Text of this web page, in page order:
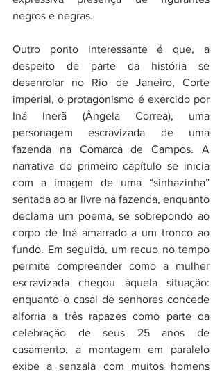
negros e negras.
Outro ponto interessante é que, a
despeito de parte da história se
desenrolar no Rio de Janeiro, Corte
imperial, o protagonismo é exercido por
Iná Inerã (Ângela Correa), uma
personagem escravizada de uma
fazenda na Comarca de Campos. A
narrativa do primeiro capítulo se inicia
com a imagem de uma “sinhazinha”
sentada ao ar livre na fazenda, enquanto
declama um poema, se sobrepondo ao
corpo de Iná amarrado a um tronco ao
fundo. Em seguida, um recuo no tempo
permite compreender como a mulher
escravizada chegou àquela situação:
enquanto o casal de senhores concede
alforria a três rapazes como parte da
celebração de seus 25 anos de
casamento, a montagem em paralelo
exibe a senzala com muitos homens